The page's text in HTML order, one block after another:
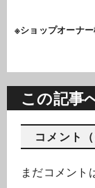
※ショップオーナ
この記事
コメント（
まだコメント